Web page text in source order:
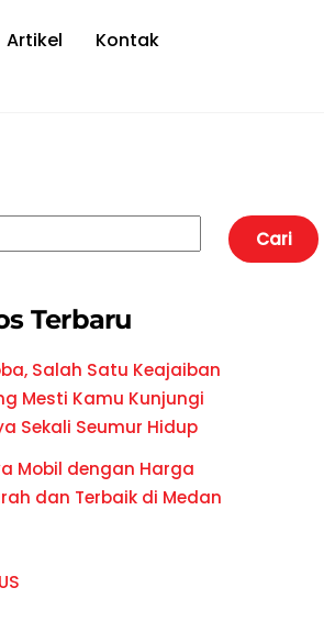
Artikel Kontak
Cari
Terbaru
Salah Satu Keajaiban
Mesti Kamu Kunjungi
Sekali Seumur Hidup
Mobil dengan Harga
dan Terbaik di Medan